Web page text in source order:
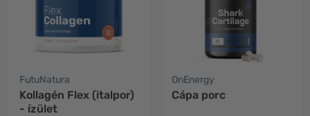
FutuNatura
Kollagén Flex (italpor)
- ízület
OnEnergy
Cápa porc